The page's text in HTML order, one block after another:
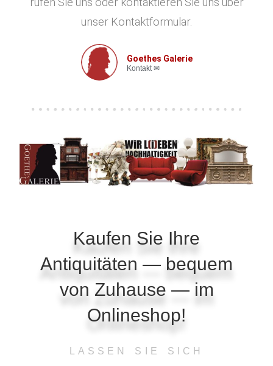
unser Kontaktformular.
Goethes Galerie
Kontakt ✉
Kaufen Sie Ihre
Antiquitäten — bequem
von Zuhause — im
Onlineshop!
LASSEN SIE SICH